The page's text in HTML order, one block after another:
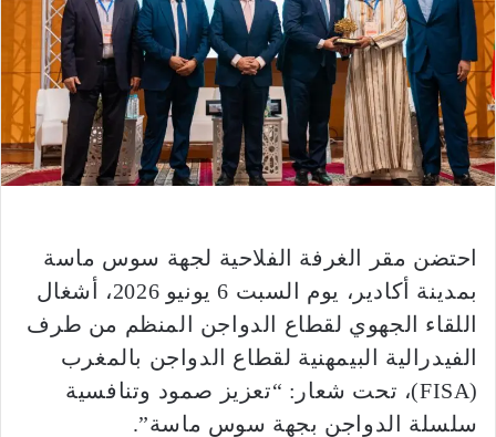
احتضن مقر الغرفة الفلاحية لجهة سوس ماسة
بمدينة أكادير، يوم السبت 6 يونيو 2026، أشغال
اللقاء الجهوي لقطاع الدواجن المنظم من طرف
الفيدرالية البيمهنية لقطاع الدواجن بالمغرب
(FISA)، تحت شعار: “تعزيز صمود وتنافسية
سلسلة الدواجن بجهة سوس ماسة”.